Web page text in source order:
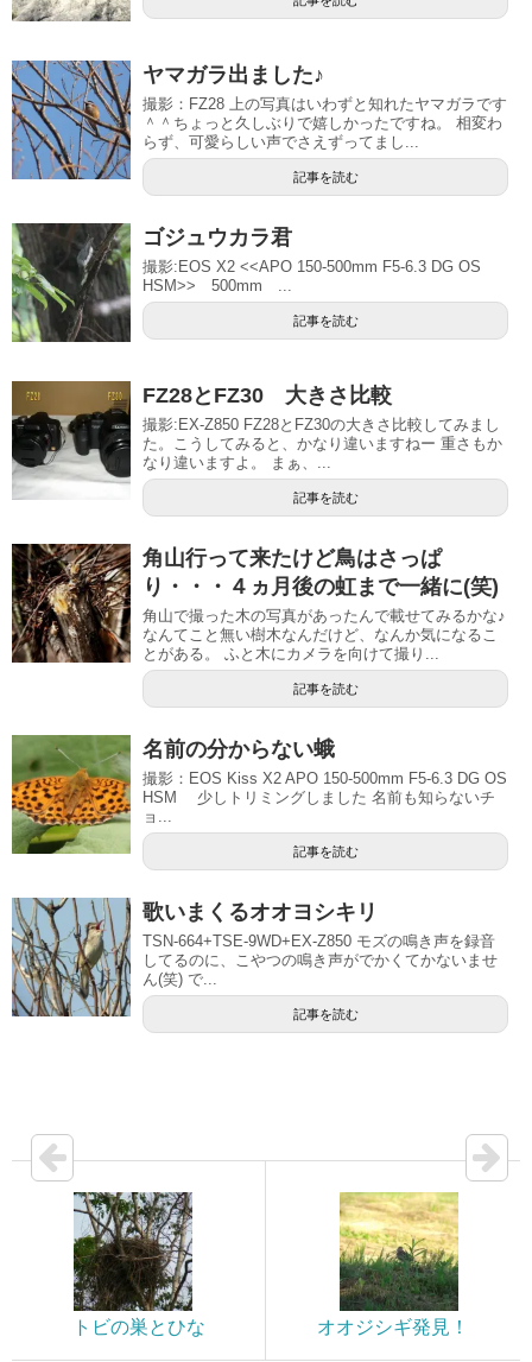
ヤマガラ出ました♪
撮影：FZ28 上の写真はいわずと知れたヤマガラです
＾＾ちょっと久しぶりで嬉しかったですね。 相変わ
らず、可愛らしい声でさえずってまし...
記事を読む
ゴジュウカラ君
撮影:EOS X2 <<APO 150-500mm F5-6.3 DG OS
HSM>> 500mm ...
記事を読む
FZ28とFZ30 大きさ比較
撮影:EX-Z850 FZ28とFZ30の大きさ比較してみまし
た。こうしてみると、かなり違いますねー 重さもか
なり違いますよ。 まぁ、...
記事を読む
角山行って来たけど鳥はさっぱ
り・・・４ヵ月後の虹まで一緒に(笑)
角山で撮った木の写真があったんで載せてみるかな♪
なんてこと無い樹木なんだけど、なんか気になるこ
とがある。 ふと木にカメラを向けて撮り...
記事を読む
名前の分からない蛾
撮影：EOS Kiss X2 APO 150-500mm F5-6.3 DG OS
HSM 少しトリミングしました 名前も知らないチ
ョ...
記事を読む
歌いまくるオオヨシキリ
TSN-664+TSE-9WD+EX-Z850 モズの鳴き声を録音
してるのに、こやつの鳴き声がでかくてかないませ
ん(笑) で...
記事を読む
トビの巣とひな オオジシギ発見！